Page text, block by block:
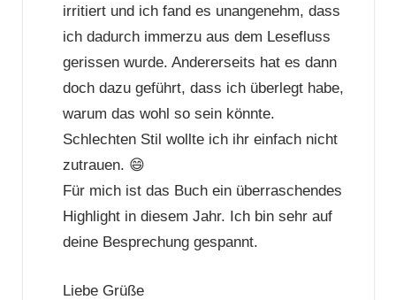
irritiert und ich fand es unangenehm, dass
ich dadurch immerzu aus dem Lesefluss
gerissen wurde. Andererseits hat es dann
doch dazu geführt, dass ich überlegt habe,
warum das wohl so sein könnte.
Schlechten Stil wollte ich ihr einfach nicht
zutrauen. 😄
Für mich ist das Buch ein überraschendes
Highlight in diesem Jahr. Ich bin sehr auf
deine Besprechung gespannt.
Liebe Grüße